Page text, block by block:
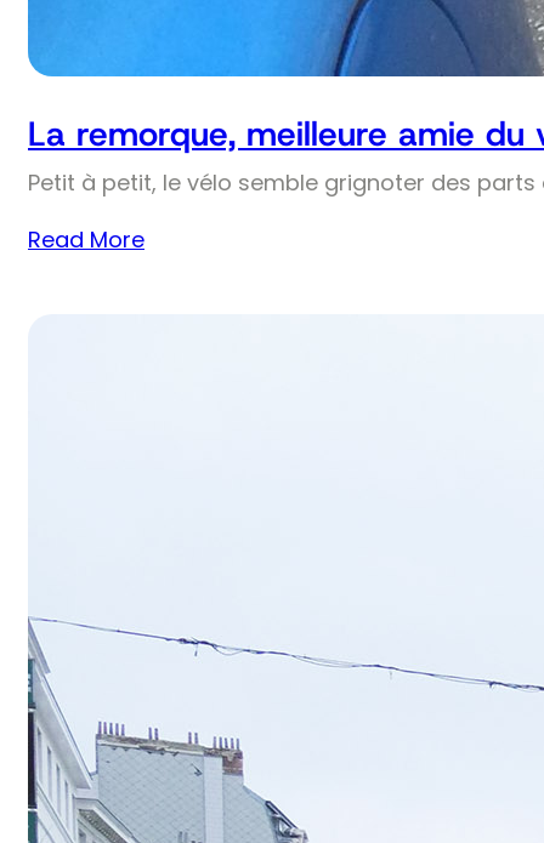
La remorque, meilleure amie du
Petit à petit, le vélo semble grignoter des
Read More